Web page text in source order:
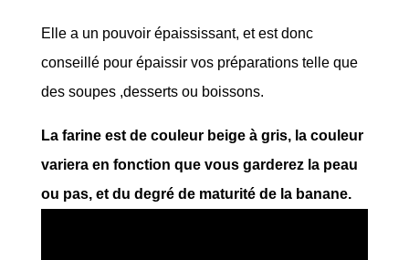
Elle a un pouvoir épaississant, et est donc
conseillé pour épaissir vos préparations telle que
des soupes ,desserts ou boissons.
La farine est de couleur beige à gris, la couleur
variera en fonction que vous garderez la peau
ou pas, et du degré de maturité de la banane.